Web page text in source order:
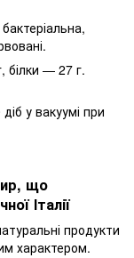
— 27 г.
у вакуумі при
що
Італії
продукти
характером.